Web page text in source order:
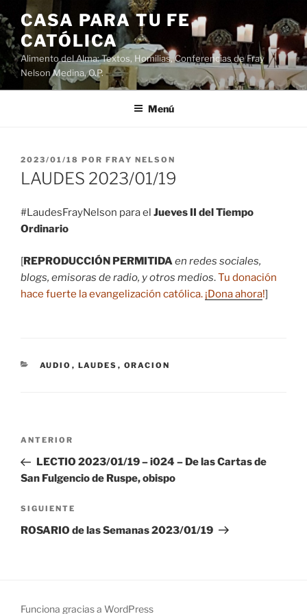
Saltar
al
contenido
CASA PARA TU FE
CATÓLICA
Alimento del Alma: Textos, Homilias, Conferencias de Fray
Nelson Medina, O.P.
Menú
PUBLICADO
EL
2023/01/18 POR FRAY NELSON
LAUDES 2023/01/19
#LaudesFrayNelson para el Jueves II del Tiempo
Ordinario
[REPRODUCCIÓN PERMITIDAen redes sociales,
blogs, emisoras de radio, y otros medios.Tu donación
hace fuerte la evangelización católica. ¡Dona ahora!]
CATEGORÍAS
AUDIO , LAUDES , ORACION
Navegación
entradas
Entrada
anterior:
ANTERIOR
LECTIO 2023/01/19 – i024 – De las Cartas de
San Fulgencio de Ruspe, obispo
Siguiente
entrada
SIGUIENTE
ROSARIO de las Semanas 2023/01/19
Funciona gracias a WordPress